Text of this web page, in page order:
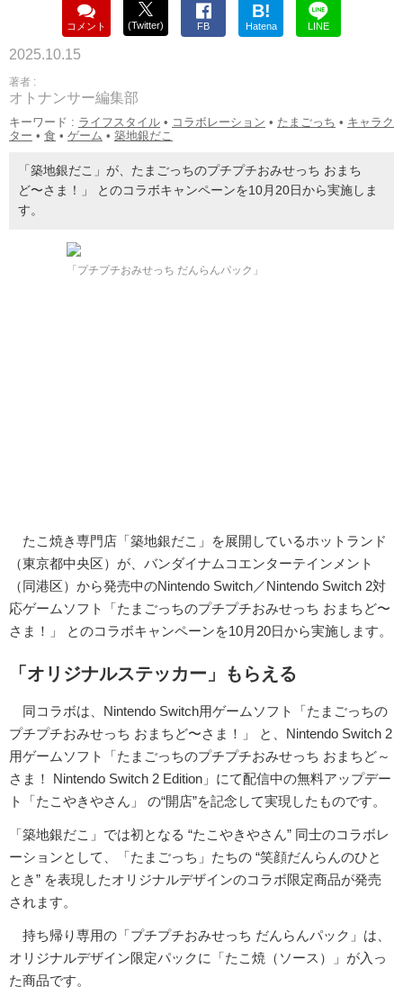
コメント (Twitter) FB
B!
Hatena LINE
2025.10.15
著者 :
オトナンサー編集部
キーワード : ライフスタイル • コラボレーション • たまごっち • キャラク
ター • 食 • ゲーム • 築地銀だこ
「築地銀だこ」が、たまごっちのプチプチおみせっち おまち
ど〜さま！」 とのコラボキャンペーンを10月20日から実施しま
す。
「プチプチおみせっち だんらんパック」
たこ焼き専門店「築地銀だこ」を展開しているホットランド
（東京都中央区）が、バンダイナムコエンターテインメント
（同港区）から発売中のNintendo Switch／Nintendo Switch 2対
応ゲームソフト「たまごっちのプチプチおみせっち おまちど〜
さま！」 とのコラボキャンペーンを10月20日から実施します。
「オリジナルステッカー」もらえる
同コラボは、Nintendo Switch用ゲームソフト「たまごっちの
プチプチおみせっち おまちど〜さま！」 と、Nintendo Switch 2
用ゲームソフト「たまごっちのプチプチおみせっち おまちど～
さま！ Nintendo Switch 2 Edition」にて配信中の無料アップデー
ト「たこやきやさん」 の“開店”を記念して実現したものです。
「築地銀だこ」では初となる “たこやきやさん” 同士のコラボレ
ーションとして、「たまごっち」たちの “笑顔だんらんのひと
とき” を表現したオリジナルデザインのコラボ限定商品が発売
されます。
持ち帰り専用の「プチプチおみせっち だんらんパック」は、
オリジナルデザイン限定パックに「たこ焼（ソース）」が入っ
た商品です。